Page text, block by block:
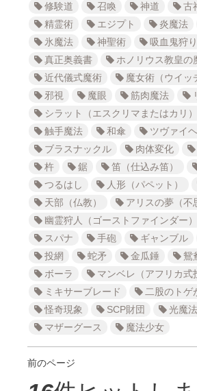
修験道
召喚 神道 古
精霊術
エジプト 炎魔法
氷魔法
神聖術 吸血鬼狩り
真正奥義書
ホノリウス教皇の
近代儀式魔術
魔女術（ウイッ
邪視
魔眼 筋肉魔法
シラット（エスクリマまたはカリ）
触手魔法
和傘 ツヴァイ
ブラスナックル
肉体変化
杵
鋸 笛（仕込み笛）
つるはし
人形（パペット）
天部（仏教）
アリスの夢（不
幽霊狩人（ゴーストファインダー）
スパナ
手砲 ギャンブル
投網
蛇矛 金瓜錘 鴛
ボーラ
マンベレ（アフリカ式
ミキサーブレード
二股のトゲ
怪奇現象
SCP財団 光魔法
マザーグース
魔法少女
前のページ